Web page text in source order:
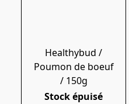
Healthybud /
Poumon de boeuf
/ 150g
Stock épuisé